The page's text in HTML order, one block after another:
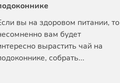
вы на здоровом питании, то
вам будет
вырастить чай на
собрать...